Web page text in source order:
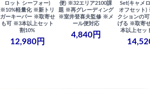
ロット シーフォー)
※10%軽量化 ※新トリ
ガーキーパー ※取寄せ
も可 ※3本以上セット
割10%
12,980円
便) ※32エリア2100課
題 ※再グレーディング
※室井登喜夫監修 ※メ
ール便対応
4,840円
Set(キャメ
オフセット)
クションの
げる ※取寄
本以上セッ